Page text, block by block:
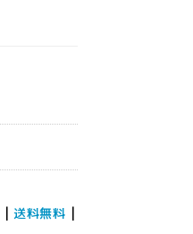
|送料無料 |